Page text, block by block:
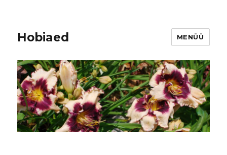
Hobiaed MENÜÜ